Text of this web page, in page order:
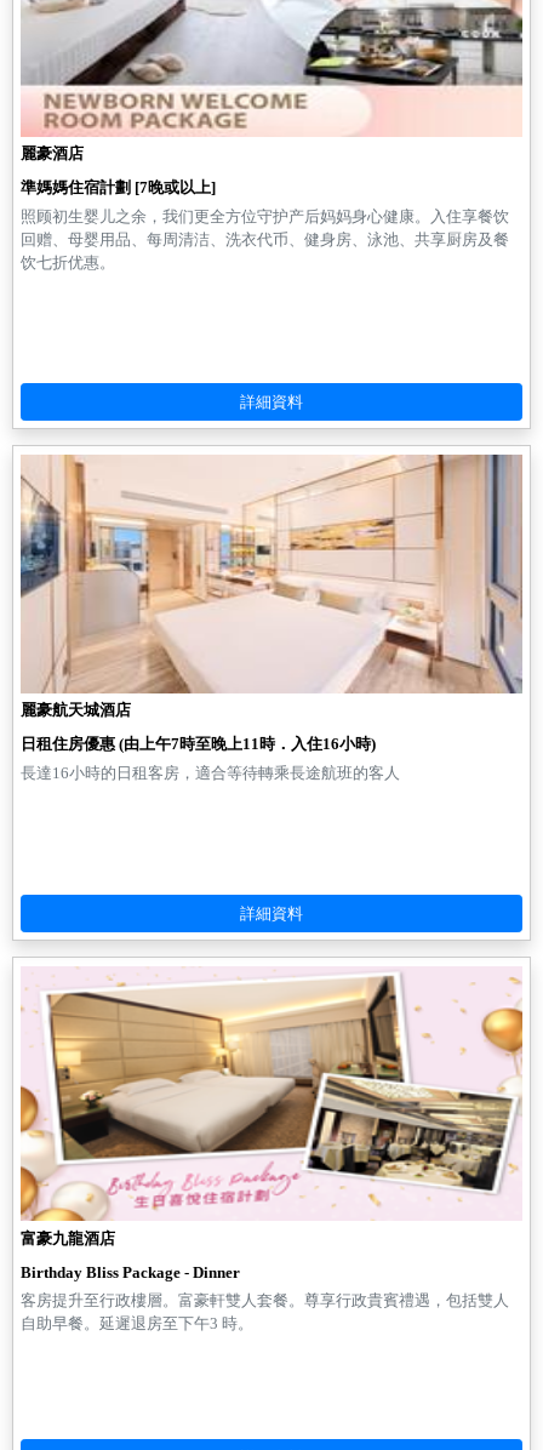
麗豪酒店
準媽媽住宿計劃 [7晚或以上]
照顾初生婴儿之余，我们更全方位守护产后妈妈身心健康。入住享餐饮
回赠、母婴用品、每周清洁、洗衣代币、健身房、泳池、共享厨房及餐
饮七折优惠。
麗豪航天城酒店
日租住房優惠 (由上午7時至晚上11時．入住16小時)
長達16小時的日租客房，適合等待轉乘長途航班的客人
富豪九龍酒店
Birthday Bliss Package - Dinner
客房提升至行政樓層。富豪軒雙人套餐。尊享行政貴賓禮遇，包括雙人
自助早餐。延遲退房至下午3 時。